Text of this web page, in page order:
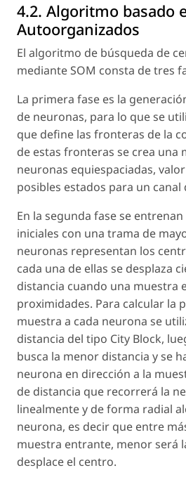
4.2. Algoritmo basado
Autoorganizados
El algoritmo de búsqueda de
mediante SOM consta de tres
La primera fase es la
de neuronas, para lo que se
que define las fronteras de la
de estas fronteras se crea una
neuronas equiespaciadas,
posibles estados para un
En la segunda fase se
iniciales con una trama de
neuronas representan los
cada una de ellas se desplaza
distancia cuando una muestra
proximidades. Para calcular la
muestra a cada neurona se
distancia del tipo City Block,
busca la menor distancia y se
neurona en dirección a la
de distancia que recorrerá la
linealmente y de forma radial
neurona, es decir que entre
muestra entrante, menor será
desplace el centro.